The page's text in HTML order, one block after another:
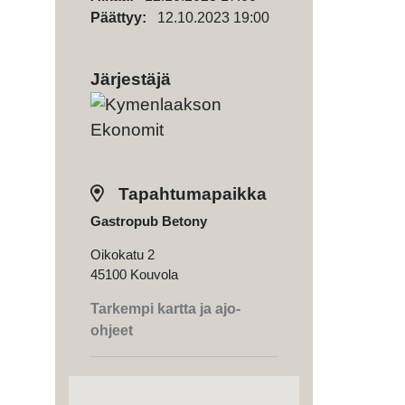
Päättyy: 12.10.2023 19:00
Järjestäjä
Tapahtumapaikka
Gastropub Betony
Oikokatu 2
45100 Kouvola
Tarkempi kartta ja ajo-
ohjeet